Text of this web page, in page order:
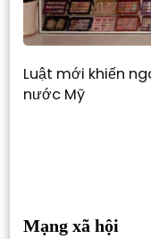
Luật mới khiến
nước Mỹ
Mạng xã hội